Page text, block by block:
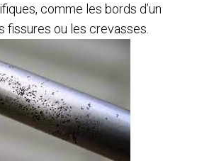
comme les bords d’un
fissures ou les crevasses.